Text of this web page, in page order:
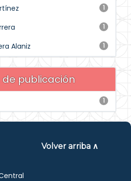
1
1
1
Alaniz
de publicación
1
Volver arriba ∧